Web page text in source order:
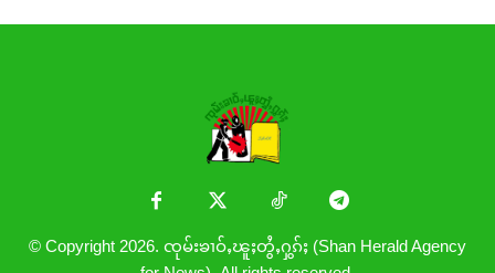
© Copyright 2026. ၸုမ်းၶၢဝ်ႇၽူႈတွႆႇႁွၵ်ႈ (Shan Herald Agency